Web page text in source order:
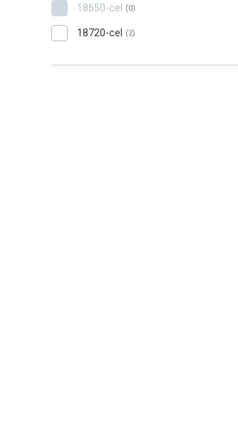
18650-cel (0)
18720-cel (2)